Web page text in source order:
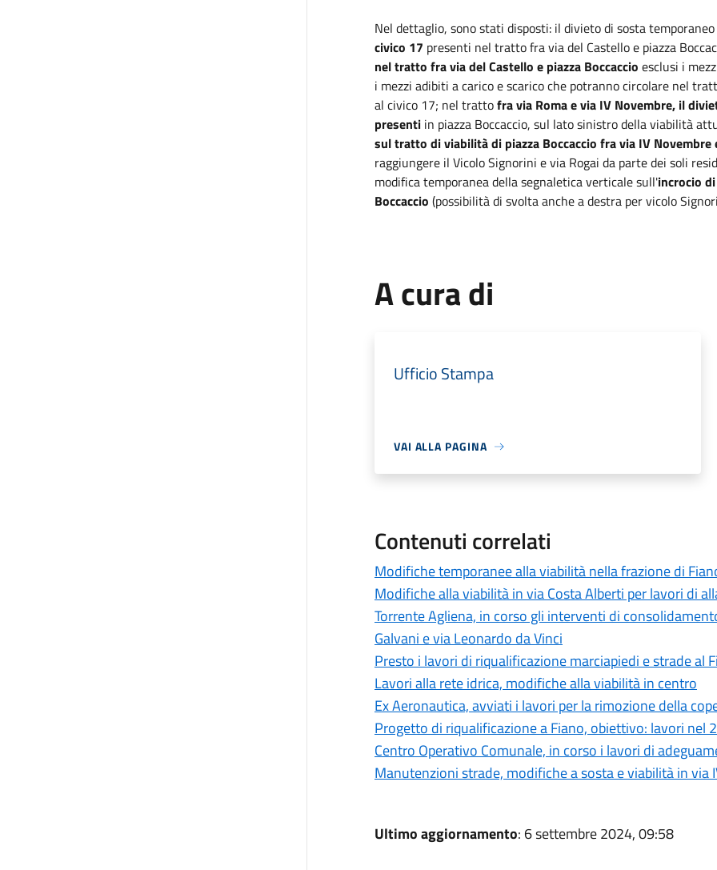
Nel dettaglio, sono stati disposti: il divieto di sosta
civico 17 presenti nel tratto fra via del Castello e piazza
nel tratto fra via del Castello e piazza Boccaccio esclusi i
i mezzi adibiti a carico e scarico che potranno circolare nel
al civico 17; nel trattofra via Roma e via IV Novembre, il
presentiin piazza Boccaccio, sul lato sinistro della viabilità
sul tratto di viabilità di piazza Boccaccio fra via IV Novembre
raggiungere il Vicolo Signorini e via Rogai da parte dei soli
modifica temporanea della segnaletica verticale sull'incrocio
Boccaccio (possibilità di svolta anche a destra per vicolo
A cura di
Ufficio Stampa
VAI ALLA PAGINA
Contenuti correlati
Modifiche temporanee alla viabilità nella frazione di
Modifiche alla viabilità in via Costa Alberti per lavori di
Torrente Agliena, in corso gli interventi di
Galvani e via Leonardo da Vinci
Presto i lavori di riqualificazione marciapiedi e strade al
Lavori alla rete idrica, modifiche alla viabilità in centro
Ex Aeronautica, avviati i lavori per la rimozione della
Progetto di riqualificazione a Fiano, obiettivo: lavori nel
Centro Operativo Comunale, in corso i lavori di
Manutenzioni strade, modifiche a sosta e viabilità in via
Ultimo aggiornamento: 6 settembre 2024, 09:58